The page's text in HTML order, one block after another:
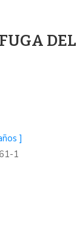
DEL
]
1